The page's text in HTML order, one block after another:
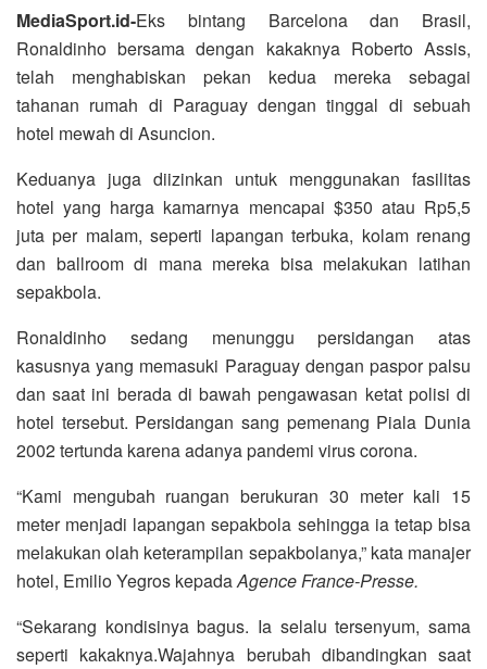
MediaSport.id-Eks bintang Barcelona dan Brasil,
Ronaldinho bersama dengan kakaknya Roberto Assis,
telah menghabiskan pekan kedua mereka sebagai
tahanan rumah di Paraguay dengan tinggal di sebuah
hotel mewah di Asuncion.
Keduanya juga diizinkan untuk menggunakan fasilitas
hotel yang harga kamarnya mencapai $350 atau Rp5,5
juta per malam, seperti lapangan terbuka, kolam renang
dan ballroom di mana mereka bisa melakukan latihan
sepakbola.
Ronaldinho sedang menunggu persidangan atas
kasusnya yang memasuki Paraguay dengan paspor palsu
dan saat ini berada di bawah pengawasan ketat polisi di
hotel tersebut. Persidangan sang pemenang Piala Dunia
2002 tertunda karena adanya pandemi virus corona.
“Kami mengubah ruangan berukuran 30 meter kali 15
meter menjadi lapangan sepakbola sehingga ia tetap bisa
melakukan olah keterampilan sepakbolanya,” kata manajer
hotel, Emilio Yegros kepadaAgence France-Presse.
“Sekarang kondisinya bagus. Ia selalu tersenyum, sama
seperti kakaknya.Wajahnya berubah dibandingkan saat